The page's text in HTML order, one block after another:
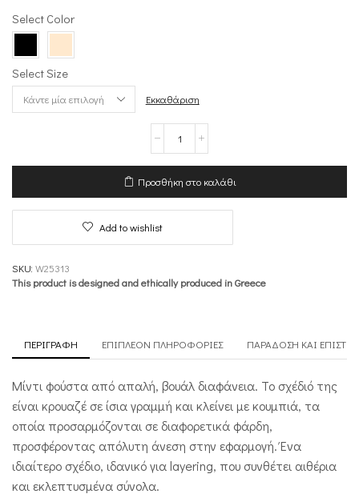
€134.00.
Select Color
Select Size
Εκκαθάριση
Φούστα
–
ποσότητα
Προσθήκη στο καλάθι
Add to wishlist
SKU: W25313
This product is designed and ethically produced in Greece
ΠΕΡΙΓΡΑΦΉ ΕΠΙΠΛΈΟΝ ΠΛΗΡΟΦΟΡΊΕΣ ΠΑΡΆΔΟΣΗ ΚΑΙ
Μίντι φούστα από απαλή, βουάλ διαφάνεια. Το σχέδιό της
είναι κρουαζέ σε ίσια γραμμή και κλείνει με κουμπιά, τα
οποία προσαρμόζονται σε διαφορετικά φάρδη,
προσφέροντας απόλυτη άνεση στην εφαρμογή. Ένα
ιδιαίτερο σχέδιο, ιδανικό για layering, που συνθέτει αιθέρια
και εκλεπτυσμένα σύνολα.